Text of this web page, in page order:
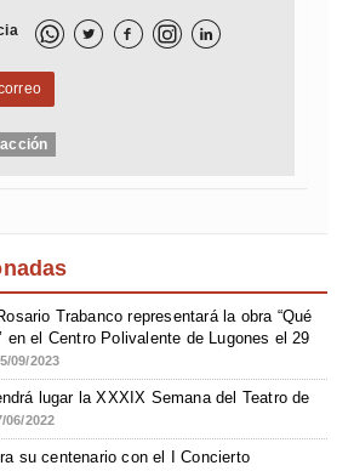
  
Trabanco representará la obra “Qué
en el Centro Polivalente de Lugones el 29
09/2023
lugar la XXXIX Semana del Teatro de
06/2022
su centenario con el I Concierto